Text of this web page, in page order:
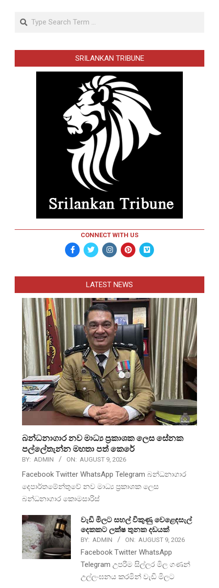
Search
SRILANKAN TRIBUNE
CONNECT WITH US
LATEST NEWS
බන්ධනාගාර නව මාධ්‍ය ප්‍රකාශක ලෙස සේනක
පල්ලේතැන්න මහතා පත් කෙරේ
BY: ADMIN ON: AUGUST 9, 2026
Facebook Twitter WhatsApp Telegram බන්ධනාගාර
දෙපාර්තමේන්තුවේ නව මාධ්‍ය ප්‍රකාශක ලෙස
බන්ධනාගාර කොමසාරිස්
වැඩි මිලට සහල් විකුණු වෙළෙඳසැල්
දෙකකට ලක්ෂ තුනක දඩයක්
BY: ADMIN ON: AUGUST 9, 2026
Facebook Twitter WhatsApp
Telegram උපරිම සිල්ලර මිල ගණන්
උල්ලංඝනය කරමින් වැඩි මිලට